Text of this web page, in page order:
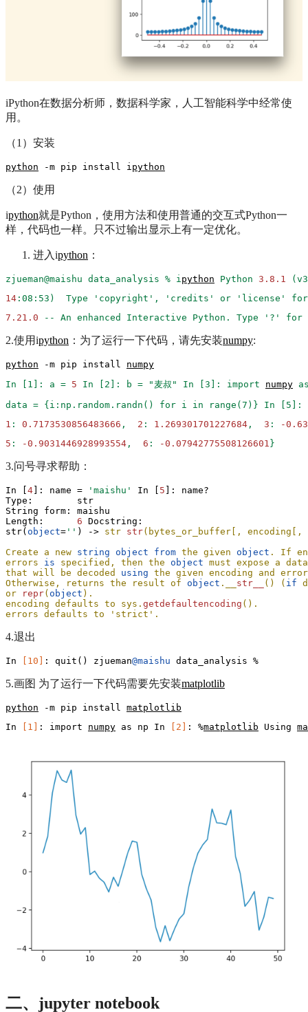
iPython在数据分析师，数据科学家，人工智能科学中经常使
用。
（1）安装
python -m pip install ipython
（2）使用
ipython就是Python，使用方法和使用普通的交互式Python一
样，代码也一样。只不过输出显示上有一定优化。
进入ipython ：
zjueman@maishu data_analysis % ipython Python 3.8 .1
14 :08:53) Type 'copyright' , 'credits' or 'license'
for
7.21 .0 -- An enhanced Interactive Python. Type '?' for
2.使用ipython ：为了运行一下代码，请先安装numpy:
python -m pip install numpy
In
[1]: a = 5 In [2]: b = "麦叔" In [3]: import numpy
data = {i:np.random.randn() for i in range(7)} In
[5]:
1 : 0.7173530856483666 , 2 : 1.269301701227684 , 3 :
-
5 : -0.9031446928993554 , 6 : -0.07942775508126601 }
3.问号寻求帮助：
In [ 4 ]: name = 'maishu' In [ 5 ]: name?
Type:        str
String form: maishu
Length: 6 Docstring:
str( object= '' ) -> str str( bytes_or_buffer[,
Create a new string object from the given object . If
errors is specified, then the object must expose a
that will be decoded using the given encoding and
Otherwise, returns the result of object .__ str__ ( ) ( if
or
repr( object ).
encoding defaults to sys. getdefaultencoding ( ).
errors defaults to 'strict'.
4.退出
In [10] : quit () zjueman@maishu data_analysis %
5.画图 为了运行一下代码需要先安装matplotlib
python -m pip install matplotlib
In
[1] : import numpy as np In [2] : %matplotlib Using
二、jupyter notebook